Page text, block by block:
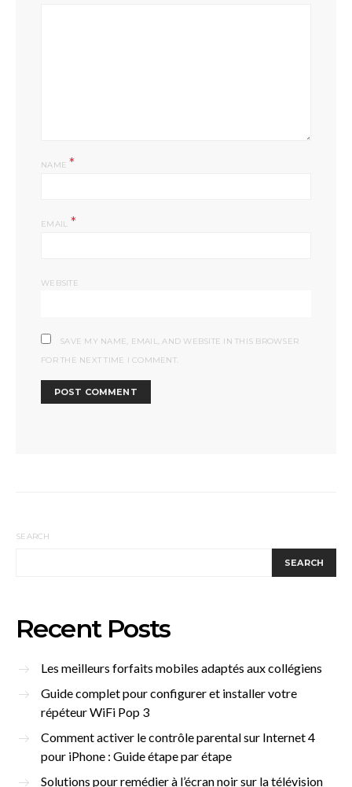
NAME*
EMAIL *
WEBSITE
SAVE MY NAME, EMAIL, AND WEBSITE IN THIS BROWSER
FOR THE NEXT TIME I COMMENT.
SEARCH
SEARCH
Recent Posts
Les meilleurs forfaits mobiles adaptés aux collégiens
Guide complet pour configurer et installer votre
répéteur WiFi Pop 3
Comment activer le contrôle parental sur Internet 4
pour iPhone : Guide étape par étape
Solutions pour remédier à l’écran noir sur la télévision